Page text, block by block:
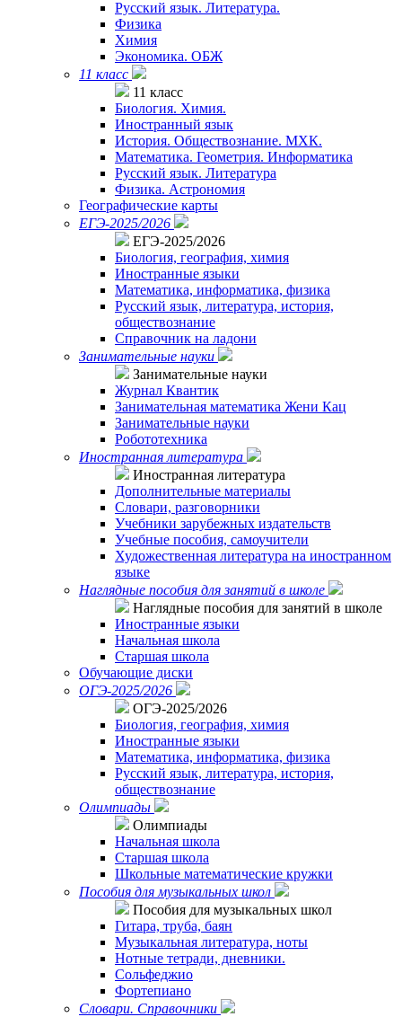
Русский язык. Литература.
Физика
Химия
Экономика. ОБЖ
11 класс
11 класс
Биология. Химия.
Иностранный язык
История. Обществознание. МХК.
Математика. Геометрия. Информатика
Русский язык. Литература
Физика. Астрономия
Географические карты
ЕГЭ-2025/2026
ЕГЭ-2025/2026
Биология, география, химия
Иностранные языки
Математика, информатика, физика
Русский язык, литература, история,
обществознание
Справочник на ладони
Занимательные науки
Занимательные науки
Журнал Квантик
Занимательная математика Жени Кац
Занимательные науки
Робототехника
Иностранная литература
Иностранная литература
Дополнительные материалы
Словари, разговорники
Учебники зарубежных издательств
Учебные пособия, самоучители
Художественная литература на иностранном
языке
Наглядные пособия для занятий в школе
Наглядные пособия для занятий в школе
Иностранные языки
Начальная школа
Старшая школа
Обучающие диски
ОГЭ-2025/2026
ОГЭ-2025/2026
Биология, география, химия
Иностранные языки
Математика, информатика, физика
Русский язык, литература, история,
обществознание
Олимпиады
Олимпиады
Начальная школа
Старшая школа
Школьные математические кружки
Пособия для музыкальных школ
Пособия для музыкальных школ
Гитара, труба, баян
Музыкальная литература, ноты
Нотные тетради, дневники.
Сольфеджио
Фортепиано
Словари. Справочники